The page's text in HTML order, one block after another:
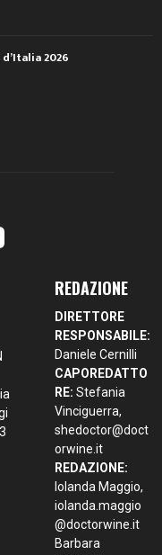
2026
REDAZIONE
DIRETTORE
RESPONSABILE:
Daniele Cernilli
CAPOREDATTO
RE: Stefania
Vinciguerra,
shedoctor@doct
orwine.it
REDAZIONE:
Iolanda Maggio,
iolanda.maggio
@doctorwine.it
Barbara